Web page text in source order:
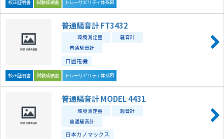
校正証明書 試験成績書 トレーサビリティ体系図
普通騒音計 FT3432
環境測定器
騒音計
普通騒音計
日置電機
校正証明書 試験成績書 トレーサビリティ体系図
普通騒音計 MODEL 4431
環境測定器
騒音計
普通騒音計
日本カノマックス